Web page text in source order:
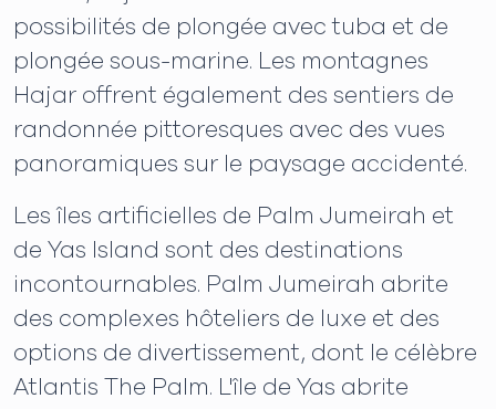
possibilités de plongée avec tuba et de
plongée sous-marine. Les montagnes
Hajar offrent également des sentiers de
randonnée pittoresques avec des vues
panoramiques sur le paysage accidenté.
Les îles artificielles de Palm Jumeirah et
de Yas Island sont des destinations
incontournables. Palm Jumeirah abrite
des complexes hôteliers de luxe et des
options de divertissement, dont le célèbre
Atlantis The Palm. L'île de Yas abrite